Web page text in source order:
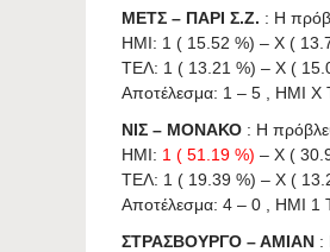
ΜΕΤΣ – ΠΑΡΙ Σ.Ζ. : Η
ΗΜΙ: 1 ( 15.52 %) – X (
ΤΕΛ: 1 ( 13.21 %) – X (
Αποτέλεσμα: 1 – 5 , ΗΜΙ X
ΝΙΣ – ΜΟΝΑΚΟ : Η
ΗΜΙ: 1 ( 51.19 %) – X (
ΤΕΛ: 1 ( 19.39 %) – X (
Αποτέλεσμα: 4 – 0 , ΗΜΙ 1
ΣΤΡΑΣΒΟΥΡΓΟ – ΑΜΙΑΝ :